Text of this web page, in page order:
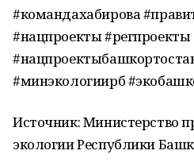
#командахабирова
#нацпроекты #регпроекты
#минэкологиирб
Источник: Министерство
экологии Республики